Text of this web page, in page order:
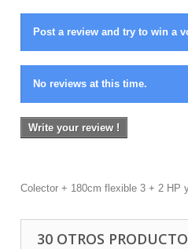
Post a review and try to win a
No reviews at this time.
Write your review !
Colector + 180cm flexible 3 + 2 HP
30 OTROS